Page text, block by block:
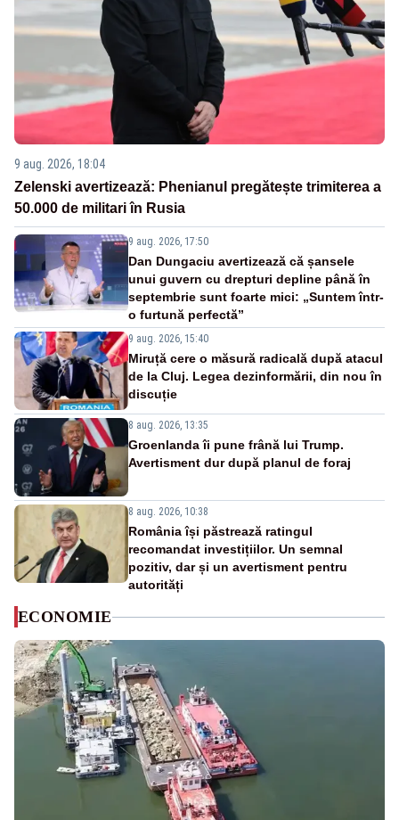
9 aug. 2026, 18:04
Zelenski avertizează: Phenianul pregătește trimiterea a
50.000 de militari în Rusia
9 aug. 2026, 17:50
Dan Dungaciu avertizează că șansele
unui guvern cu drepturi depline până în
septembrie sunt foarte mici: „Suntem într-
o furtună perfectă”
9 aug. 2026, 15:40
Miruță cere o măsură radicală după atacul
de la Cluj. Legea dezinformării, din nou în
discuție
8 aug. 2026, 13:35
Groenlanda îi pune frână lui Trump.
Avertisment dur după planul de foraj
8 aug. 2026, 10:38
România își păstrează ratingul
recomandat investițiilor. Un semnal
pozitiv, dar și un avertisment pentru
autorități
ECONOMIE